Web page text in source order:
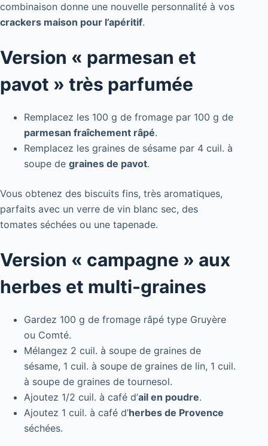
combinaison donne une nouvelle personnalité à vos
crackers maison pour l’apéritif.
Version « parmesan et
pavot » très parfumée
Remplacez les 100 g de fromage par 100 g de
parmesan fraîchement râpé.
Remplacez les graines de sésame par 4 cuil. à
soupe de graines de pavot.
Vous obtenez des biscuits fins, très aromatiques,
parfaits avec un verre de vin blanc sec, des
tomates séchées ou une tapenade.
Version « campagne » aux
herbes et multi-graines
Gardez 100 g de fromage râpé type Gruyère
ou Comté.
Mélangez 2 cuil. à soupe de graines de
sésame, 1 cuil. à soupe de graines de lin, 1 cuil.
à soupe de graines de tournesol.
Ajoutez 1/2 cuil. à café d’ail en poudre.
Ajoutez 1 cuil. à café d’herbes de Provence
séchées.